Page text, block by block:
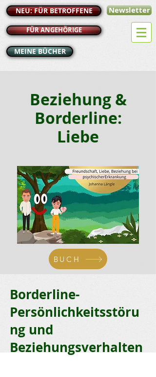
NEU: FÜR BETROFFENE
FÜR ANGEHÖRIGE
MEINE BÜCHER
Newsletter
Beziehung &
Borderline:
Liebe
BUCH
Borderline-
Persönlichkeitsstöru
ng und
Beziehungsverhalten